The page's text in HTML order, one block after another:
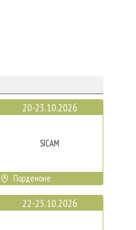
20-23.10.2026
SICAM
Порденоне
22-25.10.2026